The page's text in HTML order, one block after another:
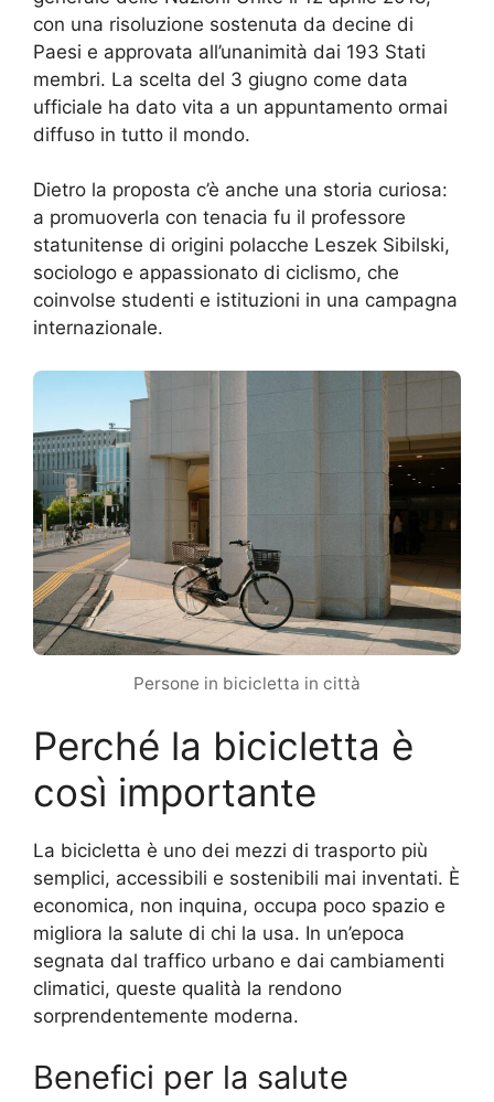
con una risoluzione sostenuta da decine di
Paesi e approvata all’unanimità dai 193 Stati
membri. La scelta del 3 giugno come data
ufficiale ha dato vita a un appuntamento ormai
diffuso in tutto il mondo.
Dietro la proposta c’è anche una storia curiosa:
a promuoverla con tenacia fu il professore
statunitense di origini polacche Leszek Sibilski,
sociologo e appassionato di ciclismo, che
coinvolse studenti e istituzioni in una campagna
internazionale.
Persone in bicicletta in città
Perché la bicicletta è
così importante
La bicicletta è uno dei mezzi di trasporto più
semplici, accessibili e sostenibili mai inventati. È
economica, non inquina, occupa poco spazio e
migliora la salute di chi la usa. In un’epoca
segnata dal traffico urbano e dai cambiamenti
climatici, queste qualità la rendono
sorprendentemente moderna.
Benefici per la salute